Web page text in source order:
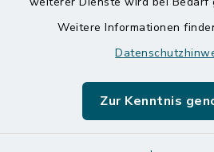
Weitere Informationen
Zur Kenntnis